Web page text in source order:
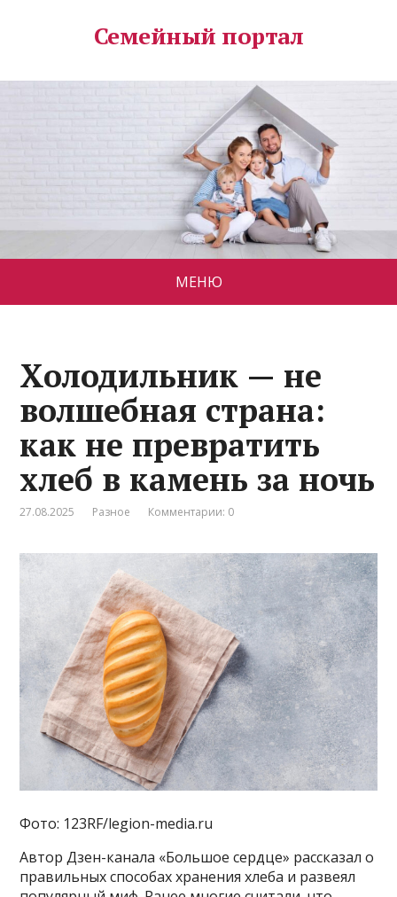
Семейный портал
МЕНЮ
Холодильник — не
волшебная страна:
как не превратить
хлеб в камень за ночь
27.08.2025 Разное Комментарии: 0
Фото: 123RF/legion-media.ru
Автор Дзен-канала «Большое сердце» рассказал о
правильных способах хранения хлеба и развеял